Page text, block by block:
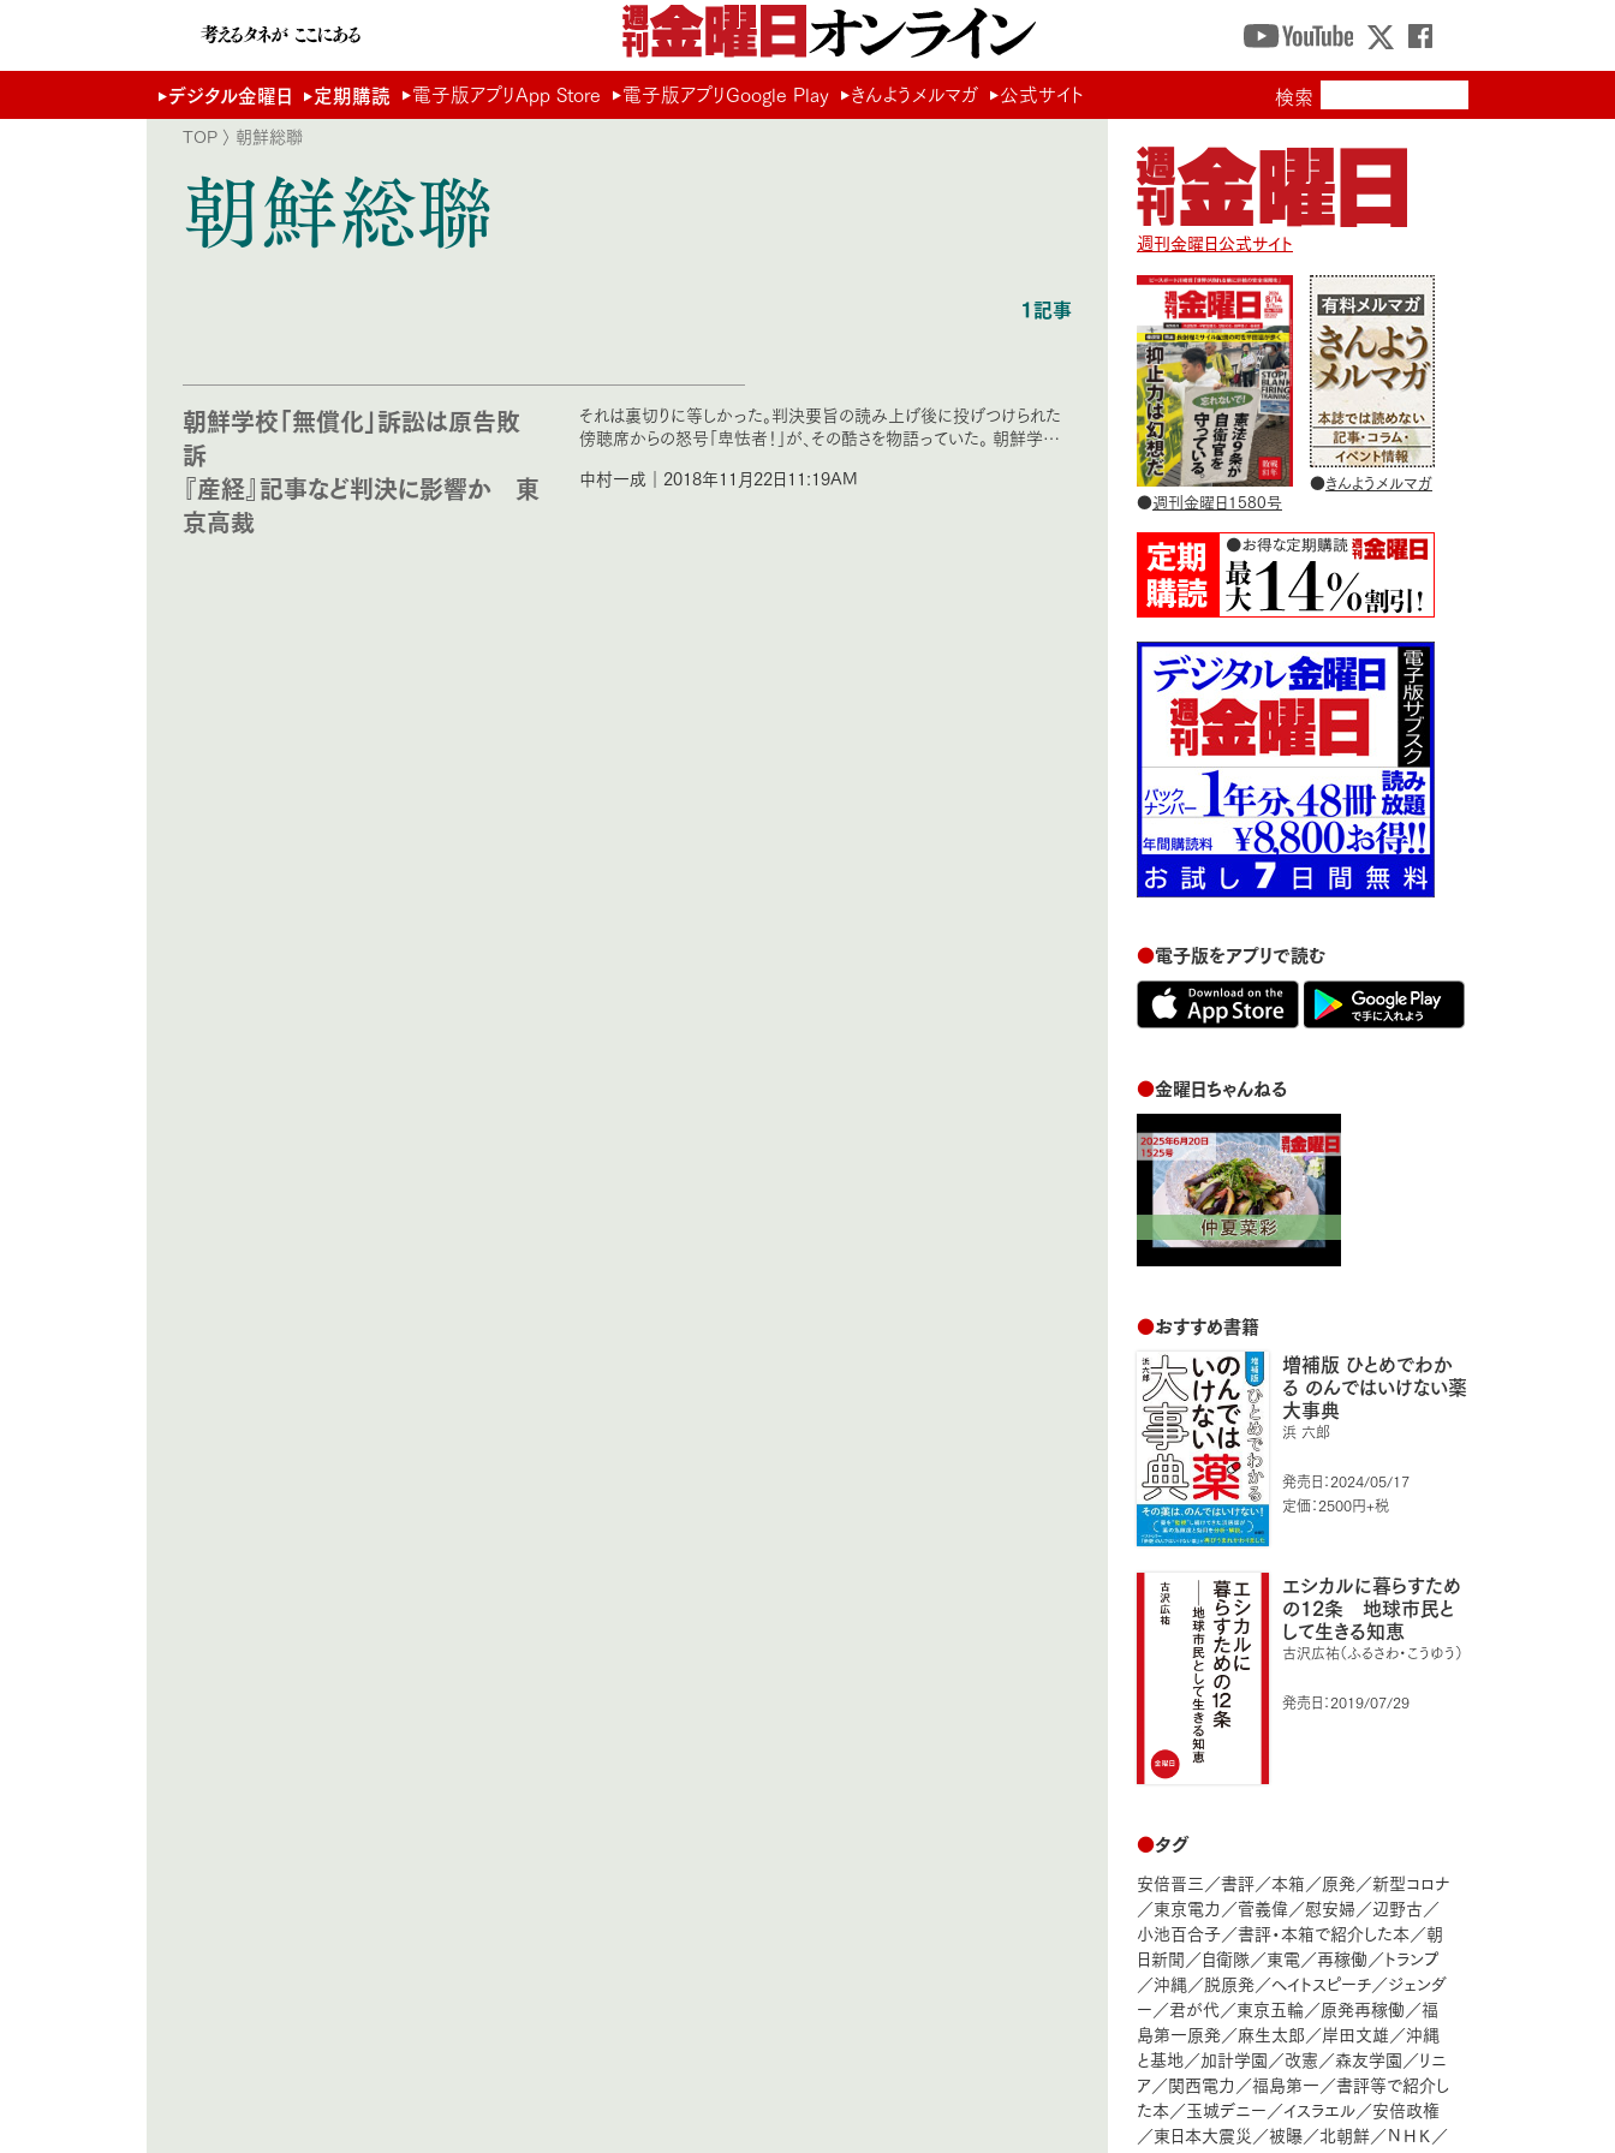
デジタル金曜日 定期購読 電子版アプリApp Store 電子版アプリGoogle Play きんようメルマガ 公式サイト 検索
TOP 〉 朝鮮総聯
朝鮮総聯
1記事
朝鮮学校「無償化」訴訟は原告敗
訴
『産経』記事など判決に影響か 東
京高裁
それは裏切りに等しかった。判決要旨の読み上げ後に投げつけられた
傍聴席からの怒号「卑怯者！」が、その酷さを物語っていた。 朝鮮学…
中村一成｜2018年11月22日11:19AM
週刊金曜日公式サイト
●週刊金曜日1580号
●きんようメルマガ
●電子版をアプリで読む
●金曜日ちゃんねる
●おすすめ書籍
増補版 ひとめでわか
る のんではいけない薬
大事典
浜 六郎
発売日：2024/05/17
定価：2500円+税
エシカルに暮らすため
の12条 地球市民と
して生きる知恵
古沢広祐（ふるさわ・こうゆう）
発売日：2019/07/29
●タグ
安倍晋三／書評／本箱／原発／新型コロナ
／東京電力／菅義偉／慰安婦／辺野古／
小池百合子／書評・本箱で紹介した本／朝
日新聞／自衛隊／東電／再稼働／トランプ
／沖縄／脱原発／ヘイトスピーチ／ジェンダ
ー／君が代／東京五輪／原発再稼働／福
島第一原発／麻生太郎／岸田文雄／沖縄
と基地／加計学園／改憲／森友学園／リニ
ア／関西電力／福島第一／書評等で紹介し
た本／玉城デニー／イスラエル／安倍政権
／東日本大震災／被曝／北朝鮮／ＮＨＫ／